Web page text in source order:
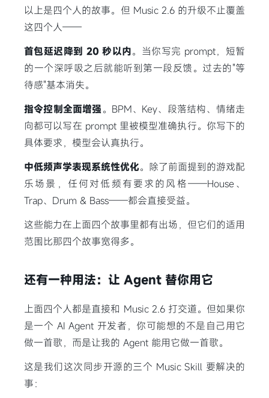
以上是四个人的故事。但 Music 2.6 的升级不止覆盖
这四个人——
首包延迟降到 20 秒以内。当你写完 prompt，短暂
的一个深呼吸之后就能听到第一段反馈。过去的"等
待感"基本消失。
指令控制全面增强。BPM、Key、段落结构、情绪走
向都可以写在 prompt 里被模型准确执行。你写下的
具体要求，模型会认真执行。
中低频声学表现系统性优化。除了前面提到的游戏配
乐场景，任何对低频有要求的风格——House、
Trap、Drum & Bass——都会直接受益。
这些能力在上面四个故事里都有出场，但它们的适用
范围比那四个故事宽得多。
还有一种用法：让 Agent 替你用它
上面四个人都是直接和 Music 2.6 打交道。但如果你
是一个 AI Agent 开发者，你可能想的不是自己用它
做一首歌，而是让我的 Agent 能用它做一首歌。
这是我们这次同步开源的三个 Music Skill 要解决的
事：